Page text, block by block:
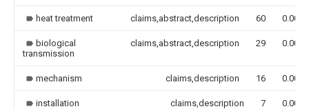
heat treatment claims,abstract,description 60 0.000
biological
transmission
claims,abstract,description 29 0.000
mechanism claims,description 16 0.000
installation claims,description 7 0.000